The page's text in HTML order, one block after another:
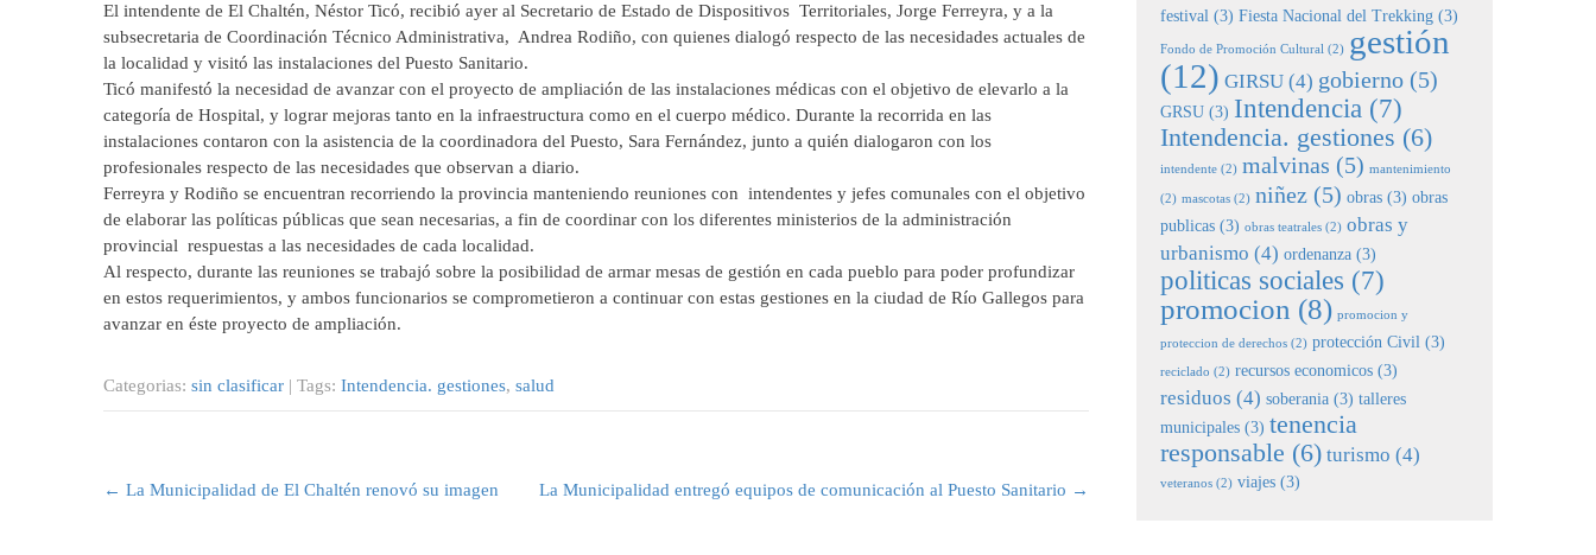
El intendente de El Chaltén, Néstor Ticó, recibió ayer al Secretario de Estado de Dispositivos Territoriales, Jorge Ferreyra, y a la
subsecretaria de Coordinación Técnico Administrativa, Andrea Rodiño, con quienes dialogó respecto de las necesidades actuales de
la localidad y visitó las instalaciones del Puesto Sanitario.
Ticó manifestó la necesidad de avanzar con el proyecto de ampliación de las instalaciones médicas con el objetivo de elevarlo a la
categoría de Hospital, y lograr mejoras tanto en la infraestructura como en el cuerpo médico. Durante la recorrida en las
instalaciones contaron con la asistencia de la coordinadora del Puesto, Sara Fernández, junto a quién dialogaron con los
profesionales respecto de las necesidades que observan a diario.
Ferreyra y Rodiño se encuentran recorriendo la provincia manteniendo reuniones con intendentes y jefes comunales con el objetivo
de elaborar las políticas públicas que sean necesarias, a fin de coordinar con los diferentes ministerios de la administración
provincial respuestas a las necesidades de cada localidad.
Al respecto, durante las reuniones se trabajó sobre la posibilidad de armar mesas de gestión en cada pueblo para poder profundizar
en estos requerimientos, y ambos funcionarios se comprometieron a continuar con estas gestiones en la ciudad de Río Gallegos para
avanzar en éste proyecto de ampliación.
Categorias: sin clasificar | Tags: Intendencia. gestiones, salud
navigation
← La Municipalidad de El Chaltén renovó su imagen La Municipalidad entregó equipos de comunicación al Puesto Sanitario →
festival (3) Fiesta Nacional del Trekking (3)
Fondo de Promoción Cultural (2) gestión
(12) GIRSU (4) gobierno (5)
GRSU (3) Intendencia (7)
Intendencia. gestiones (6)
intendente (2) malvinas (5) mantenimiento
(2) mascotas (2) niñez (5) obras (3) obras
publicas (3) obras teatrales (2) obras y
urbanismo (4) ordenanza (3)
politicas sociales (7)
promocion (8) promocion y
proteccion de derechos (2) protección Civil (3)
reciclado (2) recursos economicos (3)
residuos (4) soberania (3) talleres
municipales (3) tenencia
responsable (6) turismo (4)
veteranos (2) viajes (3)